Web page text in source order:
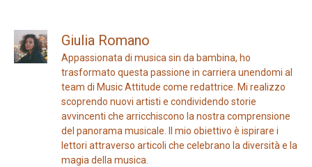
Giulia Romano
Appassionata di musica sin da bambina, ho
trasformato questa passione in carriera unendomi al
team di Music Attitude come redattrice. Mi realizzo
scoprendo nuovi artisti e condividendo storie
avvincenti che arricchiscono la nostra comprensione
del panorama musicale. Il mio obiettivo è ispirare i
lettori attraverso articoli che celebrano la diversità e la
magia della musica.